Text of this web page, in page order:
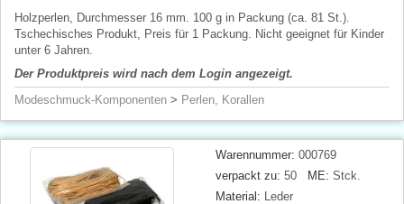
Holzperlen, Durchmesser 16 mm. 100 g in Packung (ca. 81 St.).
Tschechisches Produkt, Preis für 1 Packung. Nicht geeignet für Kinder
unter 6 Jahren.
Der Produktpreis wird nach dem Login angezeigt.
Modeschmuck-Komponenten > Perlen, Korallen
Warennummer: 000769
verpackt zu: 50 ME: Stck.
Material: Leder